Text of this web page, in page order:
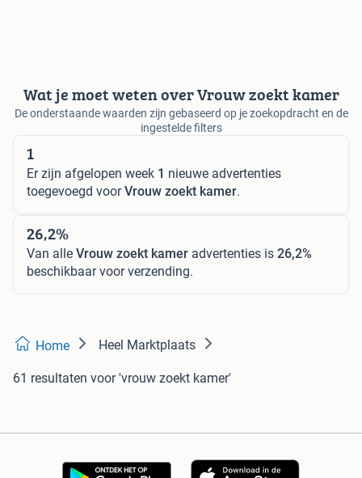
Wat je moet weten over Vrouw zoekt kamer
De onderstaande waarden zijn gebaseerd op je zoekopdracht en de
ingestelde filters
1
Er zijn afgelopen week 1 nieuwe advertenties
toegevoegd voorVrouw zoekt kamer.
26,2%
Van alle Vrouw zoekt kamer advertenties is 26,2%
beschikbaar voor verzending.
Home Heel Marktplaats
61 resultaten voor 'vrouw zoekt kamer'